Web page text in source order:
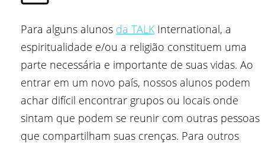
Para alguns alunos da TALKInternational, a
espiritualidade e/ou a religião constituem uma
parte necessária e importante de suas vidas. Ao
entrar em um novo país, nossos alunos podem
achar difícil encontrar grupos ou locais onde
sintam que podem se reunir com outras pessoas
que compartilham suas crenças. Para outros